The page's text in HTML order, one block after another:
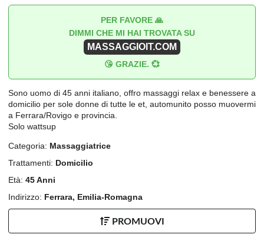
PER FAVORE 🙏
DIMMI CHE MI HAI TROVATA SU
MASSAGGIOIT.COM
😘 GRAZIE. 💞
Sono uomo di 45 anni italiano, offro massaggi relax e benessere a
domicilio per sole donne di tutte le et, automunito posso muovermi
a Ferrara/Rovigo e provincia.
Solo wattsup
Categoria: Massaggiatrice
Trattamenti: Domicilio
Età: 45 Anni
Indirizzo: Ferrara, Emilia-Romagna
PROMUOVI